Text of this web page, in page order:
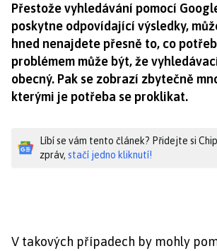
Přestože vyhledávání pomocí
poskytne odpovídající výsledky,
hned nenajdete přesně to, co
problémem může být, že
obecný. Pak se zobrazí zbytečně
kterými je potřeba se proklikat.
Líbí se vám tento článek? Přidejte si
zpráv, stačí jedno kliknutí!
V takových případech by mohly